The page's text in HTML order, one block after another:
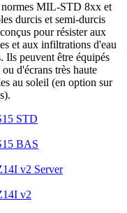
normes MIL-STD 8xx et
durcis et semi-durcis
pour résister aux
et aux infiltrations d'eau
Ils peuvent être équipés
d'écrans très haute
au soleil (en option sur
STD
BAS
v2 Server
v2